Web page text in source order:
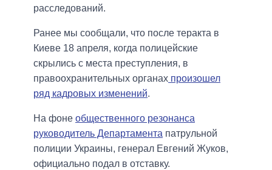
расследований.
Ранее мы сообщали, что после теракта в
Киеве 18 апреля, когда полицейские
скрылись с места преступления, в
правоохранительных органах произошел
ряд кадровых изменений.
На фоне общественного резонанса
руководитель Департамента патрульной
полиции Украины, генерал Евгений Жуков,
официально подал в отставку.